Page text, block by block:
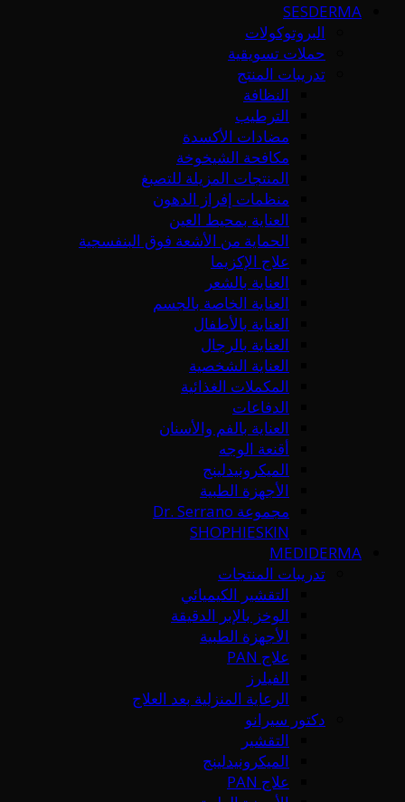
SESDERMA
البروتوكولات
حملات تسويقية
تدريبات المنتج
النظافة
الترطيب
مضادات الأكسدة
مكافحة الشيخوخة
المنتجات المزيلة للتصبغ
منظمات إفراز الدهون
العناية بمحيط العين
الحماية من الأشعة فوق البنفسجية
علاج الإكزيما
العناية بالشعر
العناية الخاصة بالجسم
العناية بالأطفال
العناية بالرجال
العناية الشخصية
المكملات الغذائية
الدفاعات
العناية بالفم والأسنان
أقنعة الوجه
الميكرونيدلينج
الأجهزة الطبية
مجموعة Dr. Serrano
SHOPHIESKIN
MEDIDERMA
تدريبات المنتجات
التقشير الكيميائي
الوخز بالإبر الدقيقة
الأجهزة الطبية
علاج PAN
الفيلرز
الرعاية المنزلية بعد العلاج
دكتور سيرانو
التقشير
الميكرونيدلينج
علاج PAN